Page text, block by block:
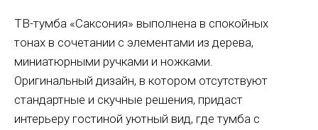
ТВ-тумба «Саксония» выполнена в спокойных
тонах в сочетании с элементами из дерева,
миниатюрными ручками и ножками.
Оригинальный дизайн, в котором отсутствуют
стандартные и скучные решения, придаст
интерьеру гостиной уютный вид, где тумба с